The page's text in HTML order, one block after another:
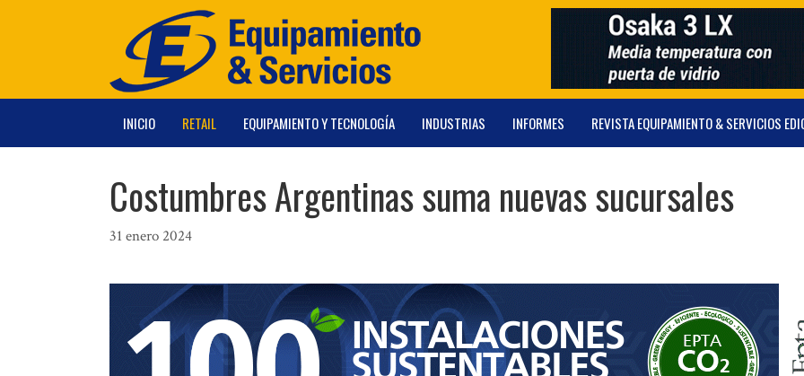
INICIO RETAIL EQUIPAMIENTO Y TECNOLOGÍA INDUSTRIAS INFORMES REVISTA EQUIPAMIENTO & SERVICIOS
Costumbres Argentinas suma nuevas sucursales
31 enero 2024